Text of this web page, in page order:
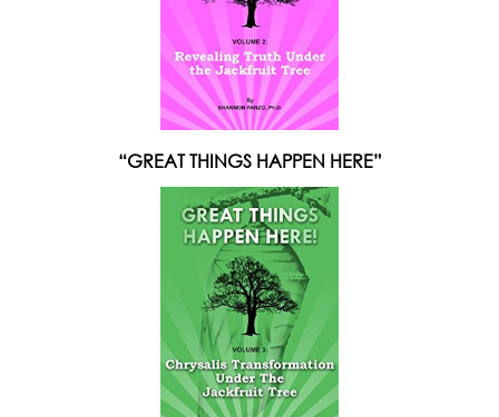
“GREAT THINGS HAPPEN HERE”